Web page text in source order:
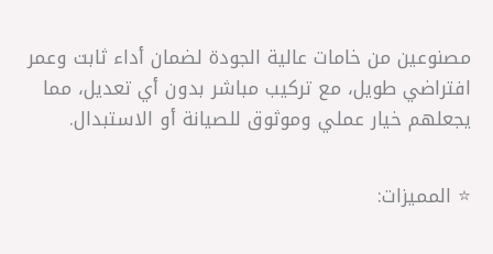
مصنوعين من خامات عالية الجودة لضمان أداء ثابت وعمر
افتراضي طويل، مع تركيب مباشر بدون أي تعديل، مما
يجعلهم خيار عملي وموثوق للصيانة أو الاستبدال.
⭐ المميزات: